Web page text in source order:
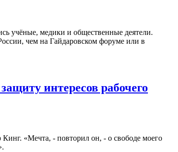
учёные, медики и общественные деятели.
чем на Гайдаровском форуме или в
интересов рабочего
«Мечта, - повторил он, - о свободе моего